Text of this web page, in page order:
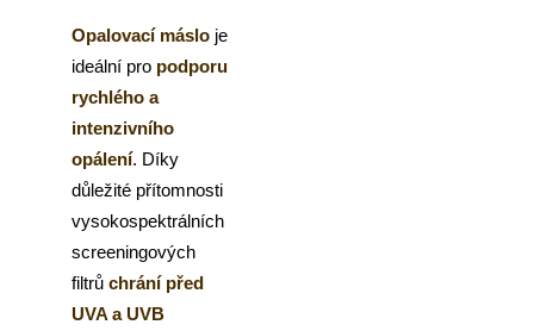
Opalovací máslo je
ideální pro podporu
rychlého a
intenzivního
opálení. Díky
důležité přítomnosti
vysokospektrálních
screeningových
filtrů chrání před
UVA a UVB